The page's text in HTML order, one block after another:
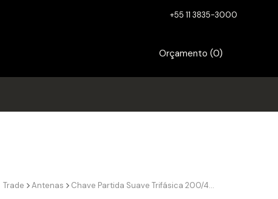
+55 11 3835-3000
Orçamento (0)
Trade Antenas Chave Partida Suave Trifásica 200/480V 80A 110/220V Siemens 3RW30461BB14